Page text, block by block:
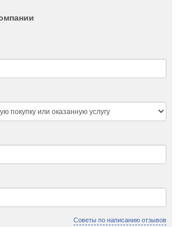
Советы по написанию отзывов